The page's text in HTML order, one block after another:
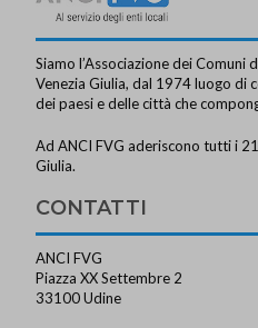
Siamo l’Associazione dei Comuni
Venezia Giulia, dal 1974 luogo di
dei paesi e delle città che
Ad ANCI FVG aderiscono tutti i
Giulia.
CONTATTI
ANCI FVG
Piazza XX Settembre 2
33100 Udine